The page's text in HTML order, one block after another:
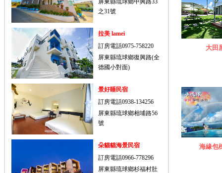
屏東縣琉球鄉中興路33
之31號
拉美 lamei
訂房電話0975-758220
屏東縣琉球鄉復興路(全
德國小對面)
景好睡民宿
訂房電話0938-134256
屏東縣琉球鄉相埔路56
號
朵貓貓海景民宿
訂房電話0966-778296
屏東縣琉球鄉杉福村肚
大田
海緣包